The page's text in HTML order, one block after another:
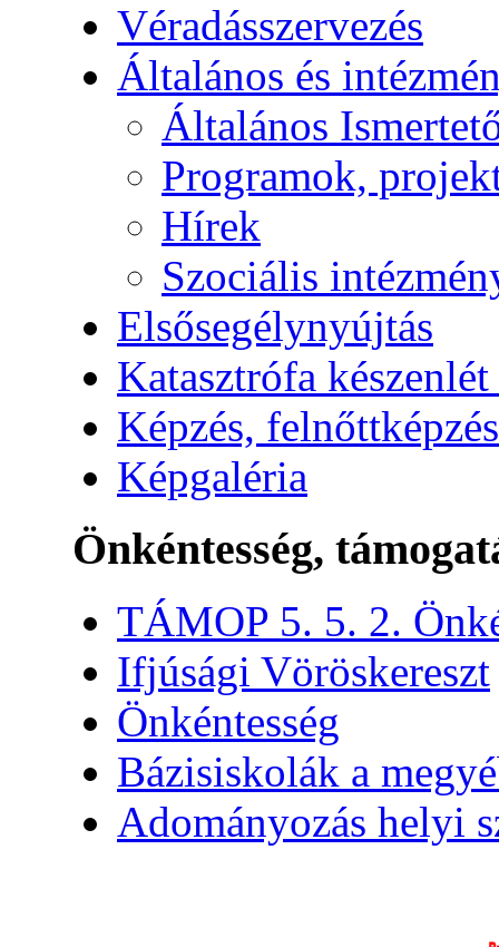
Véradásszervezés
Általános és
Általános
Programok,
Hírek
Szociális
Elsősegélynyújtás
Katasztrófa
Képzés, felnőttképzés
Képgaléria
Önkéntesség,
TÁMOP 5. 5. 2.
Ifjúsági Vöröskereszt
Önkéntesség
Bázisiskolák a
Adományozás helyi